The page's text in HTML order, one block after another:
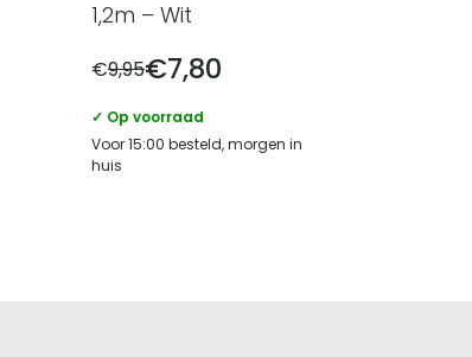
1,2m – Wit
€9,95€7,80
✓ Op voorraad
Voor 15:00 besteld, morgen in
huis